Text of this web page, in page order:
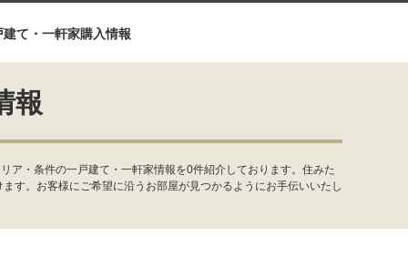
て・一軒家購入情報
報
ア・条件の一戸建て・一軒家情報を0件紹介しております。住みた
す。お客様にご希望に沿うお部屋が見つかるようにお手伝いいたし